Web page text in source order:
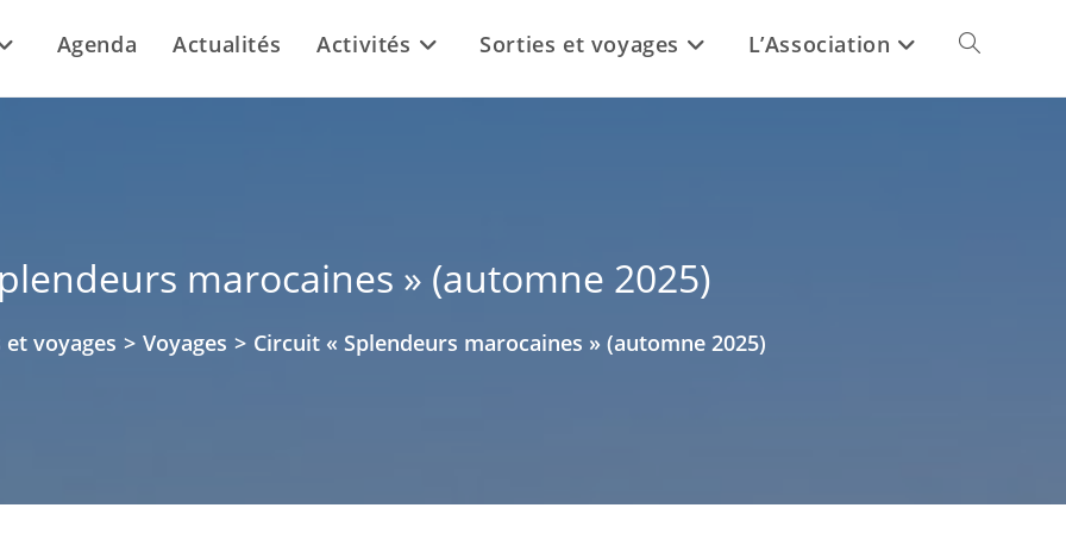
Agenda Actualités Activités Sorties et voyages L’Association Toggle
marocaines » (automne 2025)
et voyages > Voyages > Circuit « Splendeurs marocaines » (automne 2025)